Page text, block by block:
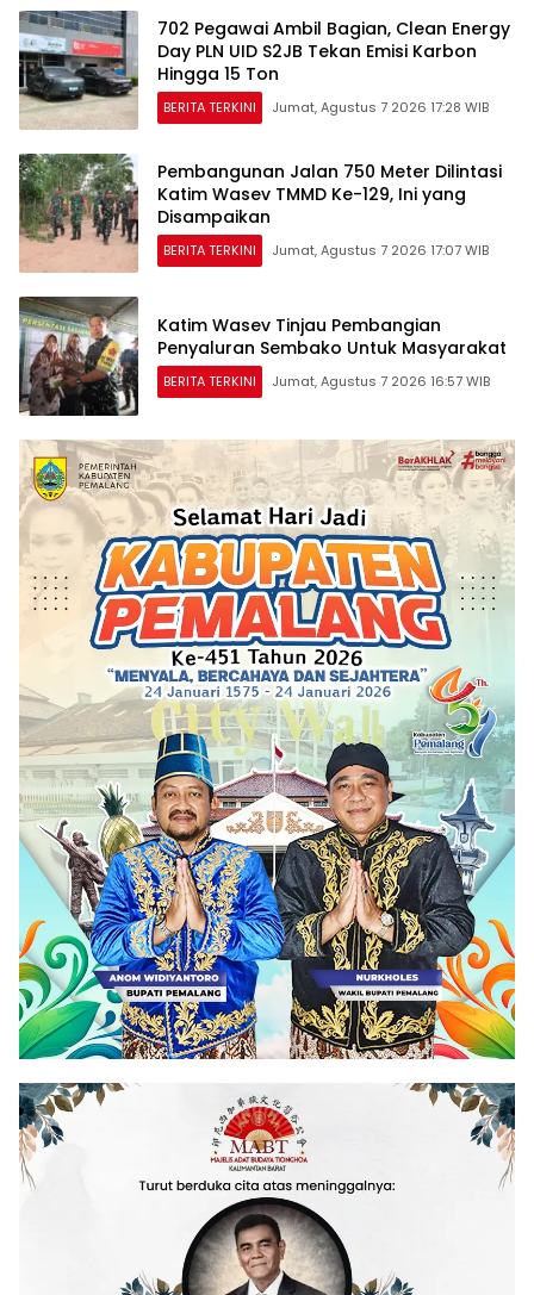
702 Pegawai Ambil Bagian, Clean Energy
Day PLN UID S2JB Tekan Emisi Karbon
Hingga 15 Ton
BERITA TERKINI Jumat, Agustus 7 2026 17:28 WIB
Pembangunan Jalan 750 Meter Dilintasi
Katim Wasev TMMD Ke-129, Ini yang
Disampaikan
BERITA TERKINI Jumat, Agustus 7 2026 17:07 WIB
Katim Wasev Tinjau Pembangian
Penyaluran Sembako Untuk Masyarakat
BERITA TERKINI Jumat, Agustus 7 2026 16:57 WIB